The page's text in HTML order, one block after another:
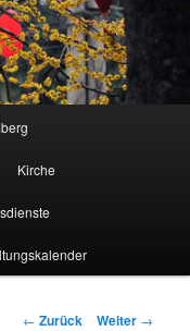
Kirche
Beitrags-
← Zurück Weiter →